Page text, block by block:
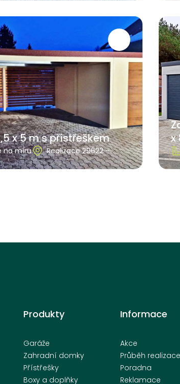
x 5 m s přístřeškem
na míru
Realizace 29622 -
Stará Paka,
x
Produkty
Garáže
Zahradní domky
Přístřešky
Boxy a doplňky
Informace
Akce
Průběh realizace
Poradna
Reklamace